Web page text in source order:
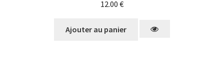
12.00 €
Ajouter au panier